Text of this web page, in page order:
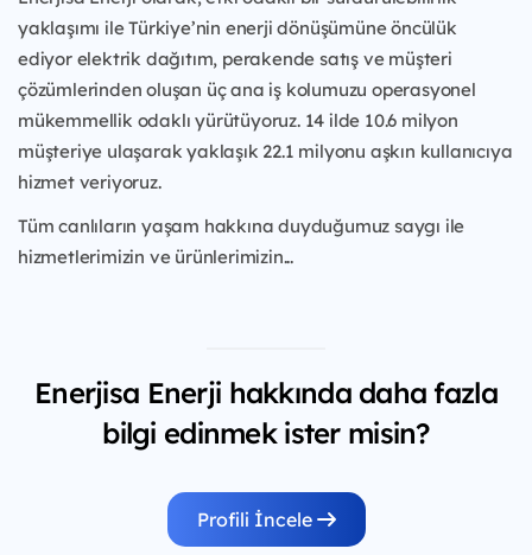
yaklaşımı ile Türkiye’nin enerji dönüşümüne öncülük
ediyor elektrik dağıtım, perakende satış ve müşteri
çözümlerinden oluşan üç ana iş kolumuzu operasyonel
mükemmellik odaklı yürütüyoruz. 14 ilde 10.6 milyon
müşteriye ulaşarak yaklaşık 22.1 milyonu aşkın kullanıcıya
hizmet veriyoruz.
Tüm canlıların yaşam hakkına duyduğumuz saygı ile
hizmetlerimizin ve ürünlerimizin...
Enerjisa Enerji hakkında daha fazla
bilgi edinmek ister misin?
Profili İncele